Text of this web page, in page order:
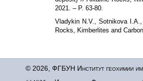
2021. – P. 63-80.
Vladykin N.V., Sotnikova
Rocks, Kimberlites and
© 2026, ФГБУН Институт геохимии